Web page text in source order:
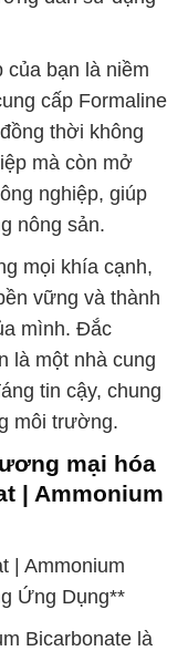
của bạn là niềm
cấp Formaline
thời không
mà còn mở
nghiệp, giúp
nông sản.
mọi khía cạnh,
vững và thành
mình. Đắc
là một nhà cung
tin cậy, chung
môi trường.
mại hóa
| Ammonium
| Ammonium
Ứng Dụng**
Bicarbonate là